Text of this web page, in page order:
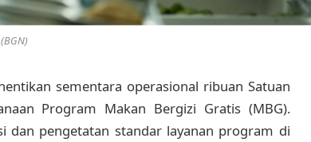
sementara operasional ribuan Satuan
Program Makan Bergizi Gratis (MBG).
dan pengetatan standar layanan program di